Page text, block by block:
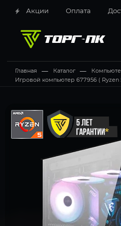
Акции Оплата
Главная — Каталог —
Игровой компьютер 677956 ( Ryzen